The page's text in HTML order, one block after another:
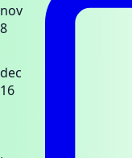
nov
8
dec
16